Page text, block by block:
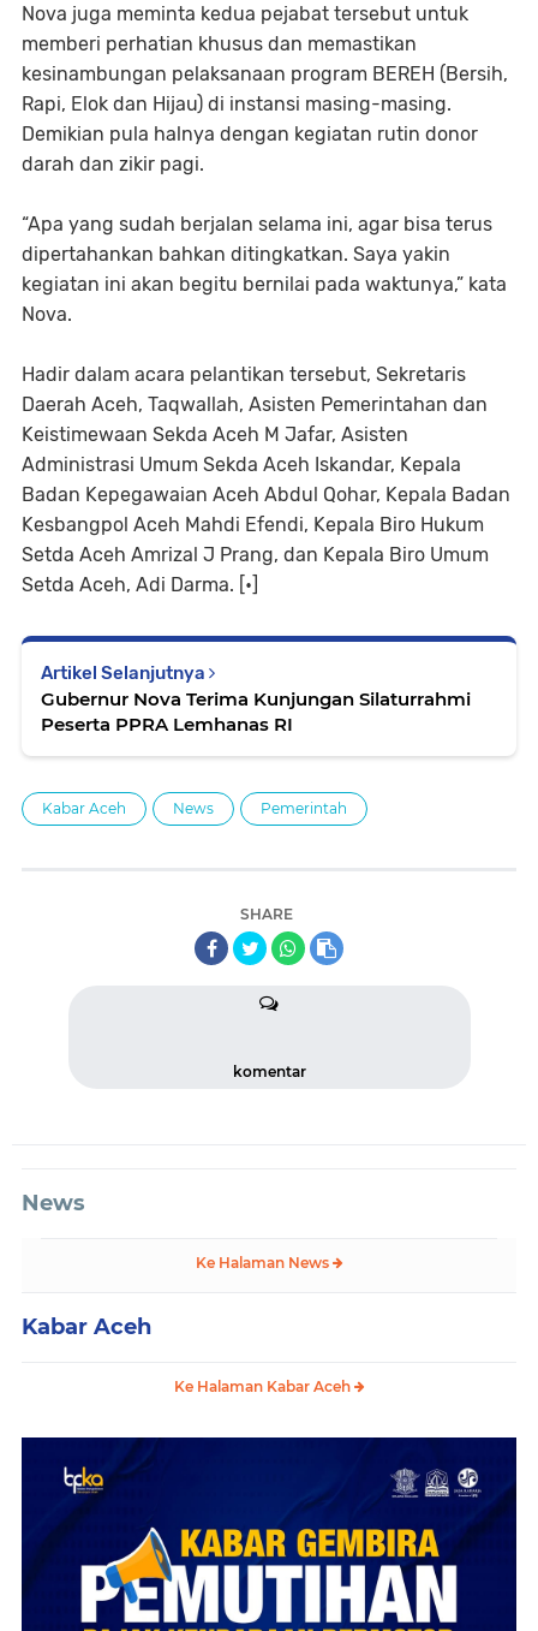
Nova juga meminta kedua pejabat tersebut untuk
memberi perhatian khusus dan memastikan
kesinambungan pelaksanaan program BEREH (Bersih,
Rapi, Elok dan Hijau) di instansi masing-masing.
Demikian pula halnya dengan kegiatan rutin donor
darah dan zikir pagi.
“Apa yang sudah berjalan selama ini, agar bisa terus
dipertahankan bahkan ditingkatkan. Saya yakin
kegiatan ini akan begitu bernilai pada waktunya,” kata
Nova.
Hadir dalam acara pelantikan tersebut, Sekretaris
Daerah Aceh, Taqwallah, Asisten Pemerintahan dan
Keistimewaan Sekda Aceh M Jafar, Asisten
Administrasi Umum Sekda Aceh Iskandar, Kepala
Badan Kepegawaian Aceh Abdul Qohar, Kepala Badan
Kesbangpol Aceh Mahdi Efendi, Kepala Biro Hukum
Setda Aceh Amrizal J Prang, dan Kepala Biro Umum
Setda Aceh, Adi Darma. [•]
Artikel Selanjutnya
Gubernur Nova Terima Kunjungan Silaturrahmi
Peserta PPRA Lemhanas RI
Kabar Aceh News Pemerintah
SHARE
komentar
News
Ke Halaman News
Kabar Aceh
Ke Halaman Kabar Aceh